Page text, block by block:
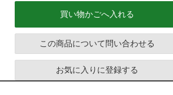
買い物かごへ入れる
この商品について問い合わせる
お気に入りに登録する